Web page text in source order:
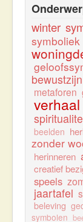
winter
symboliek
bewustzijn
metaforen
beelden
zonder
herinneren
creatief
speels
jaartafel
beleving
symbolen